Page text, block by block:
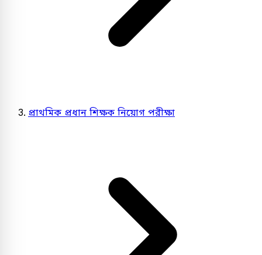
প্রাথমিক প্রধান শিক্ষক নিয়োগ পরীক্ষা